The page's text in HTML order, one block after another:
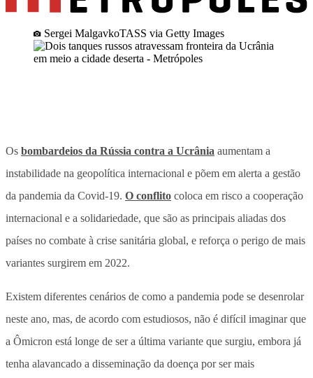
Sergei MalgavkoTASS via Getty Images
Os bombardeios da Rússia contra a Ucrânia aumentam a
instabilidade na geopolítica internacional e põem em alerta a gestão
da pandemia da Covid-19. O conflito coloca em risco a cooperação
internacional e a solidariedade, que são as principais aliadas dos
países no combate à crise sanitária global, e reforça o perigo de mais
variantes surgirem em 2022.
Existem diferentes cenários de como a pandemia pode se desenrolar
neste ano, mas, de acordo com estudiosos, não é difícil imaginar que
a Ômicron está longe de ser a última variante que surgiu, embora já
tenha alavancado a disseminação da doença por ser mais